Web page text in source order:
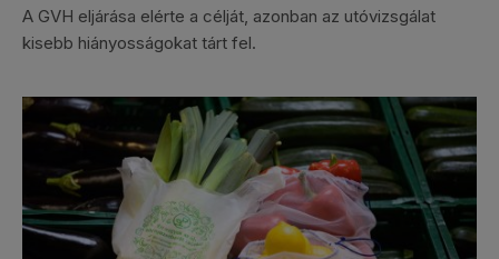
A GVH eljárása elérte a célját, azonban az utóvizsgálat
kisebb hiányosságokat tárt fel.